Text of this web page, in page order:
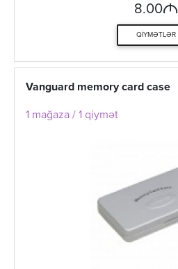
8.00M
QIYMƏTLƏR
Vanguard memory card case
1 mağaza / 1 qiymət